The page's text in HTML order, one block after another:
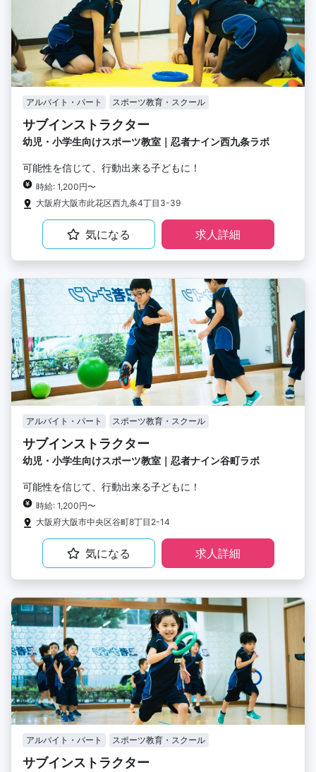
アルバイト・パート スポーツ教育・スクール
サブインストラクター
幼児・小学生向けスポーツ教室｜忍者ナイン西九条ラボ
可能性を信じて、行動出来る子どもに！
時給: 1,200円〜
大阪府大阪市此花区西九条4丁目3-39
気になる 求人詳細
アルバイト・パート スポーツ教育・スクール
サブインストラクター
幼児・小学生向けスポーツ教室｜忍者ナイン谷町ラボ
可能性を信じて、行動出来る子どもに！
時給: 1,200円〜
大阪府大阪市中央区谷町8丁目2-14
気になる 求人詳細
アルバイト・パート スポーツ教育・スクール
サブインストラクター